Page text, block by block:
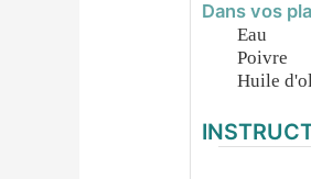
Dans vos
Eau
Poivre
Huile